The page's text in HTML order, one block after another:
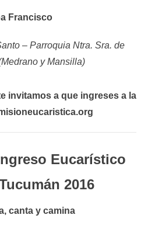
Francisco
– Parroquia Ntra. Sra. de
y Mansilla)
invitamos a que ingreses a la
Eucarístico
2016
canta y camina